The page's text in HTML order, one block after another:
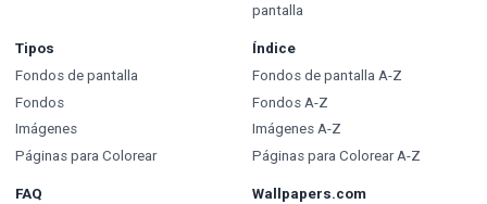
pantalla
Tipos
Fondos de pantalla
Fondos
Imágenes
Páginas para Colorear
Índice
Fondos de pantalla A-Z
Fondos A-Z
Imágenes A-Z
Páginas para Colorear A-Z
FAQ
Wallpapers.com